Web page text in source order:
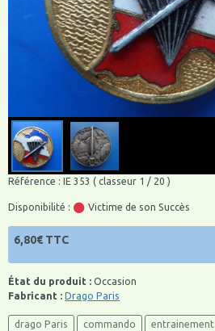
Référence : IE 353 ( classeur 1 / 20 )
Disponibilité : Victime de son Succès
6,80€ TTC
État du produit : Occasion
Fabricant : Drago Paris
drago Paris commando entrainement